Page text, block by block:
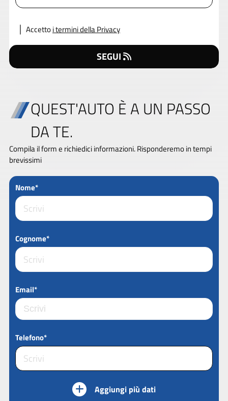
Accettoi termini della Privacy
SEGUI
QUEST'AUTO È A UN PASSO
DA TE.
Compila il form e richiedici informazioni. Risponderemo in tempi
brevissimi
Nome*
Cognome*
Email*
Telefono*
Aggiungi più dati